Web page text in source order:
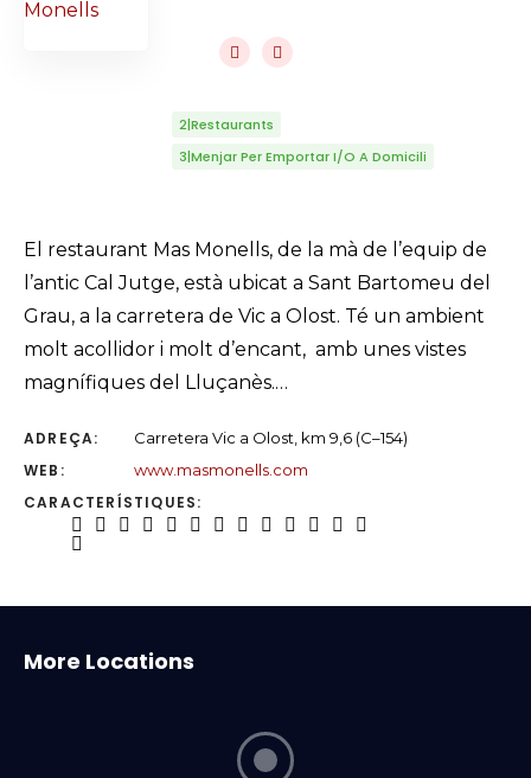
2|Restaurants
3|Menjar Per Emportar I/o A Domicili
El restaurant Mas Monells, de la mà de l’equip de
l’antic Cal Jutge, està ubicat a Sant Bartomeu del
Grau, a la carretera de Vic a Olost. Té un ambient
molt acollidor i molt d’encant, amb unes vistes
magnífiques del Lluçanès.…
ADREÇA: Carretera Vic a Olost, km 9,6 (C–154)
WEB: www.masmonells.com
CARACTERÍSTIQUES:
More Locations